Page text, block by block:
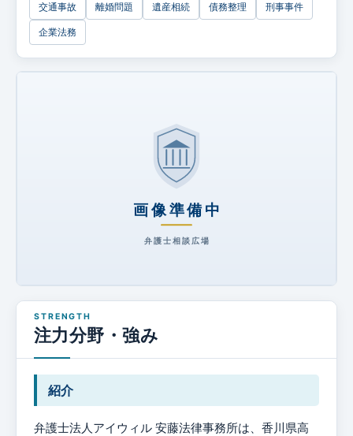
交通事故 離婚問題 遺産相続 債務整理 刑事事件
企業法務
注力分野・強み
紹介
弁護士法人アイウィル 安藤法律事務所は、香川県高